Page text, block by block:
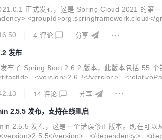
正式发布，这是 Spring Cloud 2021 的第一个
4 评论 分享
发布
布了 Spring Boot 2.6.2 版本，此版本包括 55
version> <relativePath/> </parent> BUG 修复 当 getter 或 setter 被覆盖以使用属性类型的子类时，配置属
14 评论 分享
2.5.5 发布，支持在线重启
2.5.5 发布，这是一个错误修正版本。现在
</